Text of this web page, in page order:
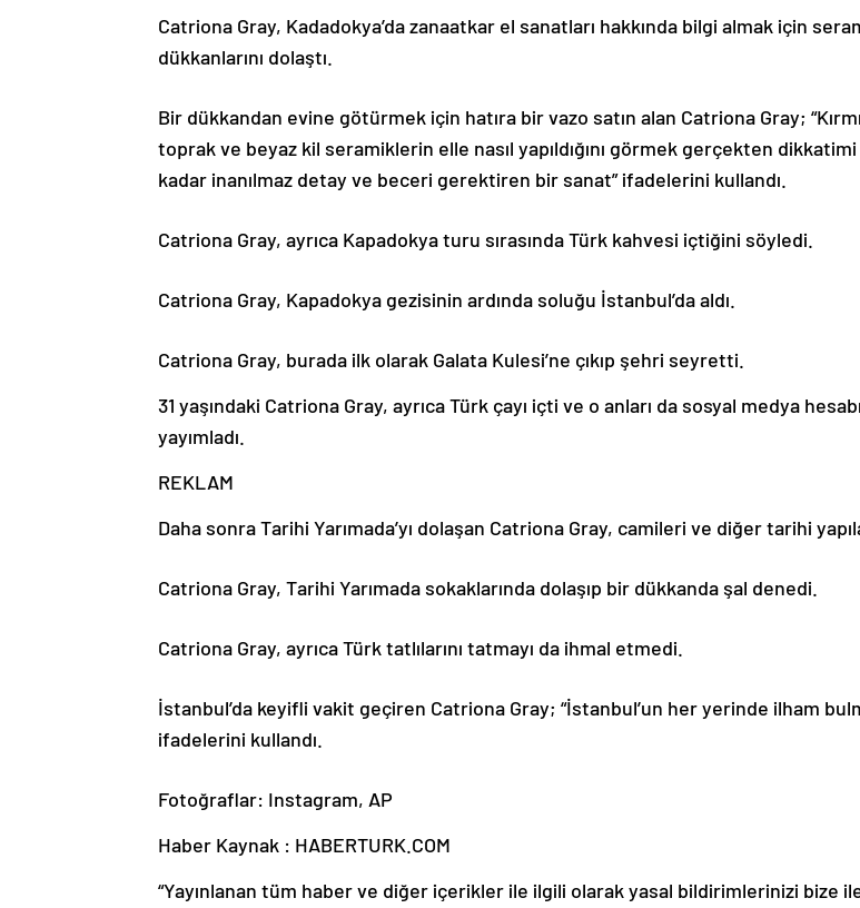
Catriona Gray, Kadadokya’da zanaatkar el sanatları hakkında bilgi almak için
dükkanlarını dolaştı.
Bir dükkandan evine götürmek için hatıra bir vazo satın alan Catriona Gray;
toprak ve beyaz kil seramiklerin elle nasıl yapıldığını görmek gerçekten
kadar inanılmaz detay ve beceri gerektiren bir sanat” ifadelerini kullandı.
Catriona Gray, ayrıca Kapadokya turu sırasında Türk kahvesi içtiğini söyledi.
Catriona Gray, Kapadokya gezisinin ardında soluğu İstanbul’da aldı.
Catriona Gray, burada ilk olarak Galata Kulesi’ne çıkıp şehri seyretti.
31 yaşındaki Catriona Gray, ayrıca Türk çayı içti ve o anları da sosyal medya
yayımladı.
REKLAM
Daha sonra Tarihi Yarımada’yı dolaşan Catriona Gray, camileri ve diğer tarihi
Catriona Gray, Tarihi Yarımada sokaklarında dolaşıp bir dükkanda şal denedi.
Catriona Gray, ayrıca Türk tatlılarını tatmayı da ihmal etmedi.
İstanbul’da keyifli vakit geçiren Catriona Gray; “İstanbul’un her yerinde ilham
ifadelerini kullandı.
Fotoğraflar: Instagram, AP
Haber Kaynak : HABERTURK.COM
“Yayınlanan tüm haber ve diğer içerikler ile ilgili olarak yasal bildirimlerinizi bize